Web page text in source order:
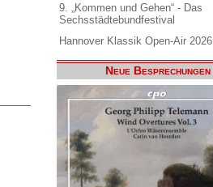
9. „Kommen und Gehen“ - Das
Sechsstädtebundfestival
Hannover Klassik Open-Air 2026
Neue Besprechungen